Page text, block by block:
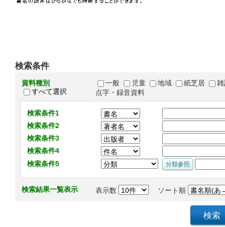
検索条件
資料種別
すべて選択
一般 児童 地域 紙芝居
点字・録音資料
検索条件1
検索条件2
検索条件3
検索条件4
検索条件5
検索結果一覧表示 表示数 ソート順